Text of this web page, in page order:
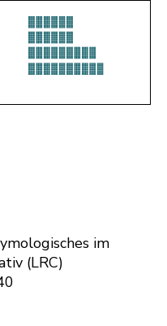
im
(LRC)